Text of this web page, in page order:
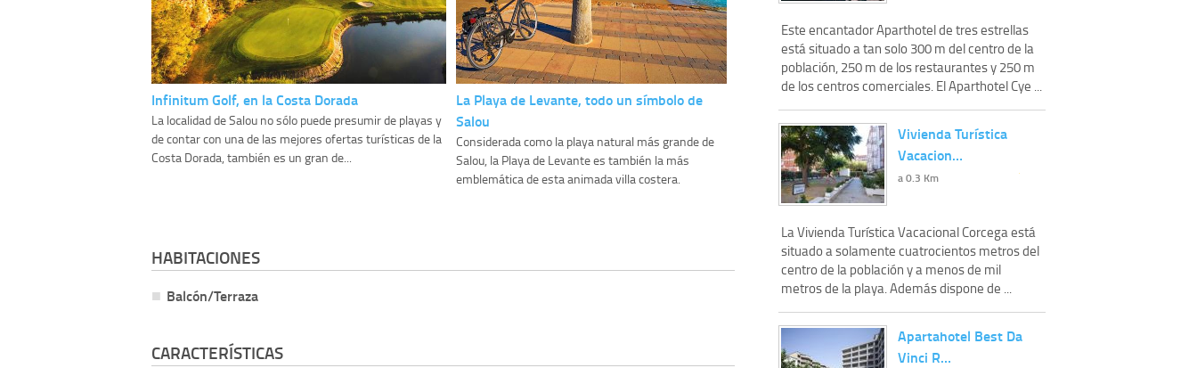
Infinitum Golf, en la Costa Dorada
La localidad de Salou no sólo puede presumir de playas y
de contar con una de las mejores ofertas turísticas de la
Costa Dorada, también es un gran de...
La Playa de Levante, todo un símbolo de
Salou
Considerada como la playa natural más grande de
Salou, la Playa de Levante es también la más
emblemática de esta animada villa costera.
HABITACIONES
Balcón/Terraza
CARACTERÍSTICAS
Este encantador Aparthotel de tres estrellas
está situado a tan solo 300 m del centro de la
población, 250 m de los restaurantes y 250 m
de los centros comerciales. El Aparthotel Cye ...
Vivienda Turística
Vacacion…
a 0.3 Km
La Vivienda Turística Vacacional Corcega está
situado a solamente cuatrocientos metros del
centro de la población y a menos de mil
metros de la playa. Además dispone de ...
Apartahotel Best Da
Vinci R…